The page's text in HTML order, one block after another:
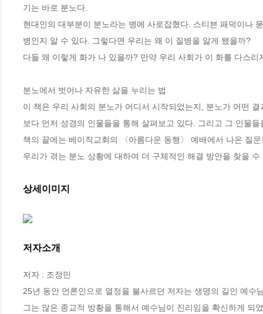
기는 바로 분노다.
현대인의 대부분이 분노라는 병에 사로잡혔다. 스티븐 패덕이나
병인지 알 수 있다. 그렇다면 우리는 왜 이 질병을 앓게 됐을까?
다들 왜 이렇게 화가 나 있을까? 만약 우리 사회가 이 화를 다스
분노에서 벗어나 자유한 삶을 누리는 법
이 책은 우리 사회의 분노가 어디서 시작되었는지, 분노가 어떤
보다 먼저 성경의 인물들을 통해 살펴보고 있다. 그리고 그 인물
책의 끝에는 베이직교회의 〈아름다운 동행〉 예배에서 나온 질
우리가 겪는 분노 상황에 대하여 더 구체적인 해결 방안을 찾을 수
상세이미지
저자소개
저자 : 조정민
25년 동안 언론인으로 열정을 불사르던 저자는 생명의 길인 예
그는 많은 종교적 방황을 통해서 예수님이 진리임을 확신하게